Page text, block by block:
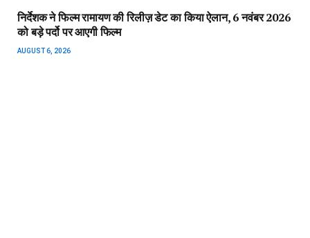
निर्देशक ने फिल्म रामायण की रिलीज़ डेट का किया ऐलान, 6 नवंबर 2026
को बड़े पर्दो पर आएगी फिल्म
AUGUST 6, 2026